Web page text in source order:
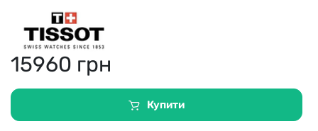
15960 грн
Купити